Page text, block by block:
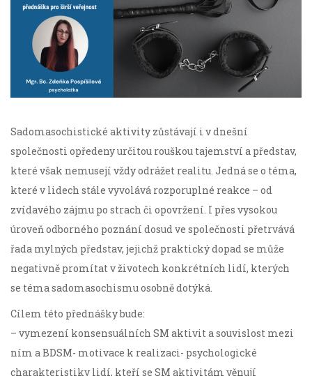
Sadomasochistické aktivity zůstávají i v dnešní
společnosti opředeny určitou rouškou tajemství a představ,
které však nemusejí vždy odrážet realitu. Jedná se o téma,
které v lidech stále vyvolává rozporuplné reakce – od
zvídavého zájmu po strach či opovržení. I přes vysokou
úroveň odborného poznání dosud ve společnosti přetrvává
řada mylných představ, jejichž praktický dopad se může
negativně promítat v životech konkrétních lidí, kterých
se téma sadomasochismu osobně dotýká.
Cílem této přednášky bude:
– vymezení konsensuálních SM aktivit a souvislost mezi
ním a BDSM- motivace k realizaci- psychologické
charakteristiky lidí, kteří se SM aktivitám věnují